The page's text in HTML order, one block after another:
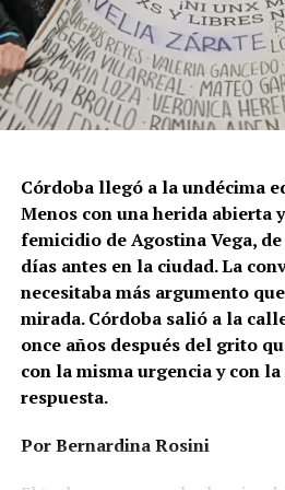
Córdoba llegó a la undécima
Menos con una herida abierta
femicidio de Agostina Vega,
días antes en la ciudad. La
necesitaba más argumento
mirada. Córdoba salió a la
once años después del grito
con la misma urgencia y con
respuesta.
Por Bernardina Rosini